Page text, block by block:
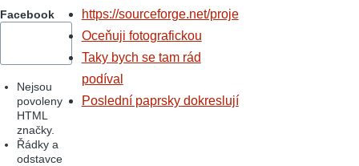
Facebook
Nejsou
povoleny
HTML
značky.
Řádky a
odstavce
https://sourceforge.net/proje
Oceňuji fotografickou
Taky bych se tam rád
podíval
Poslední paprsky dokreslují